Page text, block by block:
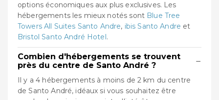
options économiques aux plus exclusives. Les
hébergements les mieux notés sont Blue Tree
Towers All Suites Santo Andre, ibis Santo Andre et
Bristol Santo André Hotel.
Combien d'hébergements se trouvent
près du centre de Santo André ?
−
Il y a 4 hébergements à moins de 2 km du centre
de Santo André, idéaux si vous souhaitez être